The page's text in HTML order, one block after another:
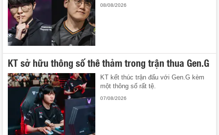
08/08/2026
KT sở hữu thông số thê thảm trong trận thua Gen.G
KT kết thúc trận đấu với Gen.G kèm
một thông số rất tệ.
07/08/2026